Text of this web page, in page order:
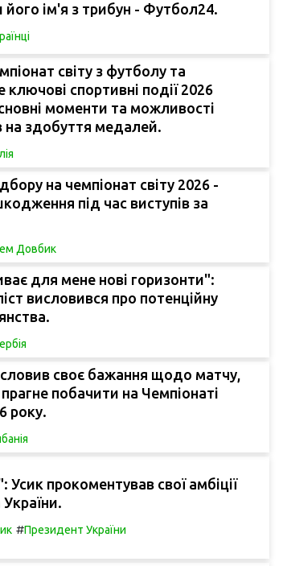
його ім'я з трибун - Футбол24.
світу з футболу та
спортивні події 2026
моменти та можливості
на здобуття медалей.
на чемпіонат світу 2026 -
під час виступів за
Довбик
для мене нові горизонти":
висловився про потенційну
своє бажання щодо матчу,
побачити на Чемпіонаті
року.
прокоментував свої амбіції
#Президент України